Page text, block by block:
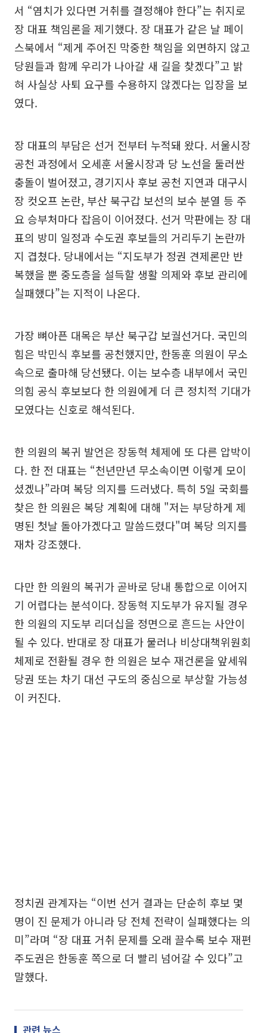
서 “염치가 있다면 거취를 결정해야 한다”는 취지로
장 대표 책임론을 제기했다. 장 대표가 같은 날 페이
스북에서 “제게 주어진 막중한 책임을 외면하지 않고
당원들과 함께 우리가 나아갈 새 길을 찾겠다”고 밝
혀 사실상 사퇴 요구를 수용하지 않겠다는 입장을 보
였다.
장 대표의 부담은 선거 전부터 누적돼 왔다. 서울시장
공천 과정에서 오세훈 서울시장과 당 노선을 둘러싼
충돌이 벌어졌고, 경기지사 후보 공천 지연과 대구시
장 컷오프 논란, 부산 북구갑 보선의 보수 분열 등 주
요 승부처마다 잡음이 이어졌다. 선거 막판에는 장 대
표의 방미 일정과 수도권 후보들의 거리두기 논란까
지 겹쳤다. 당내에서는 “지도부가 정권 견제론만 반
복했을 뿐 중도층을 설득할 생활 의제와 후보 관리에
실패했다”는 지적이 나온다.
가장 뼈아픈 대목은 부산 북구갑 보궐선거다. 국민의
힘은 박민식 후보를 공천했지만, 한동훈 의원이 무소
속으로 출마해 당선됐다. 이는 보수층 내부에서 국민
의힘 공식 후보보다 한 의원에게 더 큰 정치적 기대가
모였다는 신호로 해석된다.
한 의원의 복귀 발언은 장동혁 체제에 또 다른 압박이
다. 한 전 대표는 “천년만년 무소속이면 이렇게 모이
셨겠나”라며 복당 의지를 드러냈다. 특히 5일 국회를
찾은 한 의원은 복당 계획에 대해 "저는 부당하게 제
명된 첫날 돌아가겠다고 말씀드렸다"며 복당 의지를
재차 강조했다.
다만 한 의원의 복귀가 곧바로 당내 통합으로 이어지
기 어렵다는 분석이다. 장동혁 지도부가 유지될 경우
한 의원의 지도부 리더십을 정면으로 흔드는 사안이
될 수 있다. 반대로 장 대표가 물러나 비상대책위원회
체제로 전환될 경우 한 의원은 보수 재건론을 앞세워
당권 또는 차기 대선 구도의 중심으로 부상할 가능성
이 커진다.
정치권 관계자는 “이번 선거 결과는 단순히 후보 몇
명이 진 문제가 아니라 당 전체 전략이 실패했다는 의
미”라며 “장 대표 거취 문제를 오래 끌수록 보수 재편
주도권은 한동훈 쪽으로 더 빨리 넘어갈 수 있다”고
말했다.
관련 뉴스